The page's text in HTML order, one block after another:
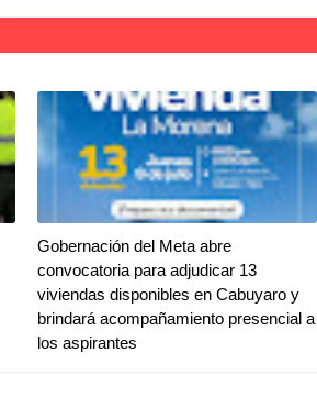
Gobernación del Meta abre
convocatoria para adjudicar 13
viviendas disponibles en Cabuyaro y
brindará acompañamiento presencial a
los aspirantes